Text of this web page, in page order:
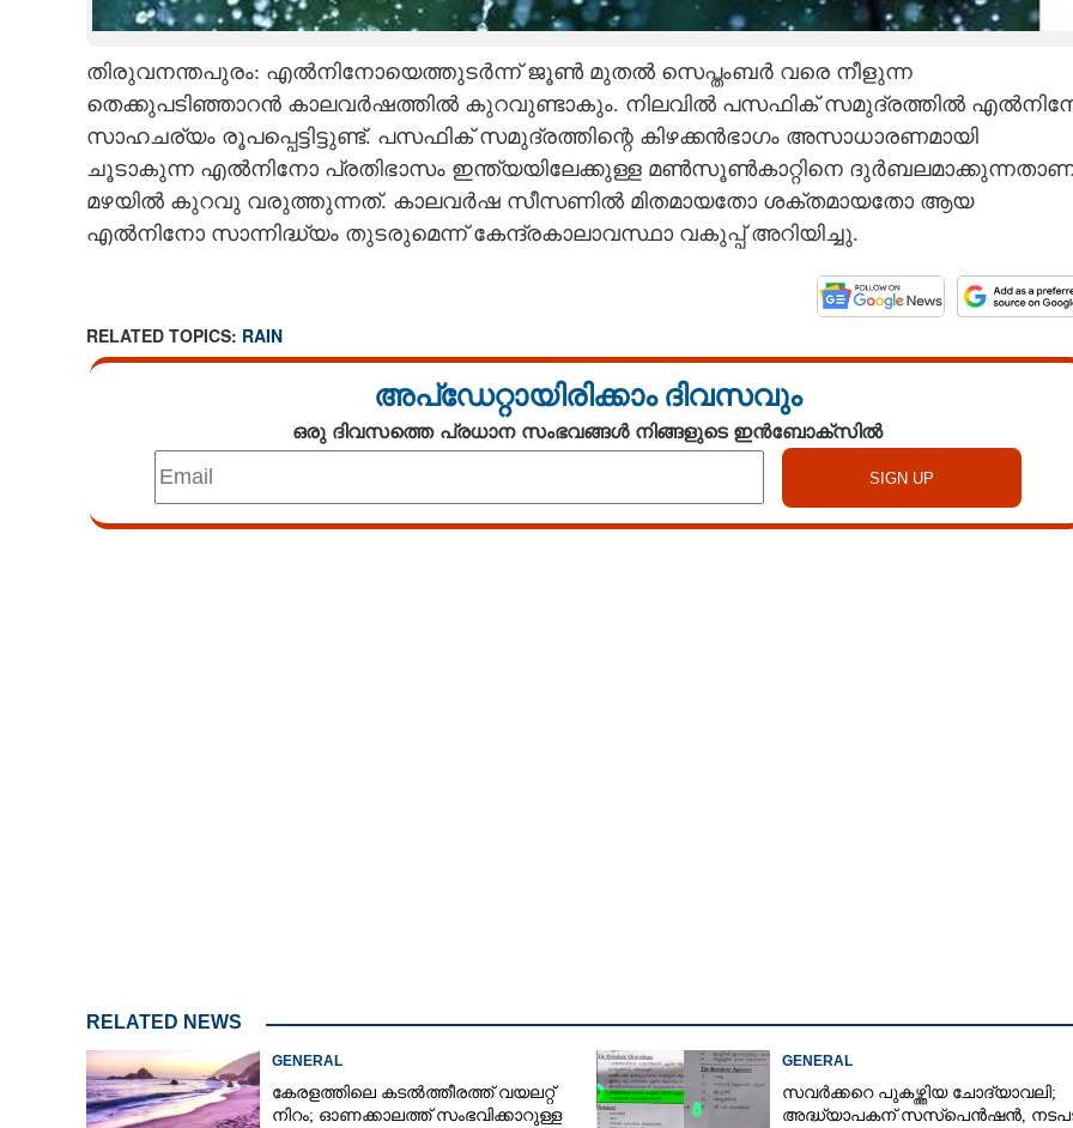
CARTOONS
LITERATURE
തിരുവനന്തപുരം: എൽനിനോയെത്തുടർന്ന് ജൂൺ മുതൽ സെപ്തംബർ വരെ നീളുന്ന
തെക്കുപടിഞ്ഞാറൻ കാലവർഷത്തിൽ കുറവുണ്ടാകും. നിലവിൽ പസഫിക് സമുദ്രത്തിൽ
സാഹചര്യം രൂപപ്പെട്ടിട്ടുണ്ട്. പസഫിക് സമുദ്രത്തിന്റെ കിഴക്കൻഭാഗം അസാധാരണമായി
ചൂടാകുന്ന എൽനിനോ പ്രതിഭാസം ഇന്ത്യയിലേക്കുള്ള മൺസൂൺകാറ്റിനെ
മഴയിൽ കുറവു വരുത്തുന്നത്. കാലവർഷ സീസണിൽ മിതമായതോ ശക്തമായതോ ആയ
എൽനിനോ സാന്നിദ്ധ്യം തുടരുമെന്ന് കേന്ദ്രകാലാവസ്ഥാ വകുപ്പ് അറിയിച്ചു.
RELATED TOPICS: RAIN
അപ്ഡേറ്റായിരിക്കാം ദിവസവും
ഒരു ദിവസത്തെ പ്രധാന സംഭവങ്ങൾ നിങ്ങളുടെ ഇൻബോക്സിൽ
RELATED NEWS
GENERAL
കേരളത്തിലെ കടൽത്തീരത്ത് വയലറ്റ്
നിറം; ഓണക്കാലത്ത് സംഭവിക്കാറുള്ള
GENERAL
സവർക്കറെ പുകഴ്ത്തിയ ചോദ്യാവലി;
അദ്ധ്യാപകന് സസ്‌പെൻഷൻ,